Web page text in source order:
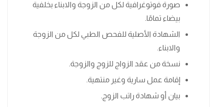
صورة فوتوغرافية لكل من الزوجة والابناء بخلفية
بيضاء تمامًا.
الشهادة الأصلية للفحص الطبي لكل من الزوجة
والابناء.
نسخة من عقد الزواج للزوج والزوجة.
إقامة عمل سارية وغير منتهية.
بيان أو شهادة راتب الزوج.